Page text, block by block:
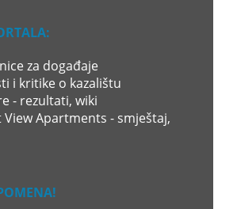
za događaje
i kritike o kazalištu
- rezultati, wiki
View Apartments - smještaj,